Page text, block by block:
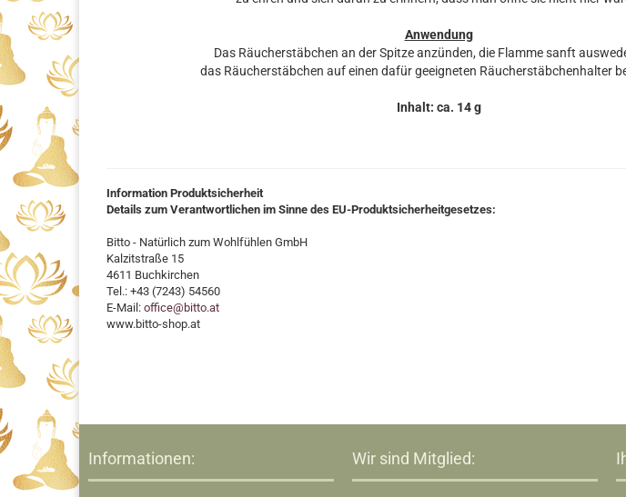
Anwendung
Das Räucherstäbchen an der Spitze anzünden, die Flamme sanft
das Räucherstäbchen auf einen dafür geeigneten Räucherstäbchenhalter
Inhalt: ca. 14 g
Information Produktsicherheit
Details zum Verantwortlichen im Sinne des EU-Produktsicherheitgesetzes:
Bitto - Natürlich zum Wohlfühlen GmbH
Kalzitstraße 15
4611 Buchkirchen
Tel.: +43 (7243) 54560
E-Mail: office@bitto.at
www.bitto-shop.at
Informationen: Wir sind Mitglied: